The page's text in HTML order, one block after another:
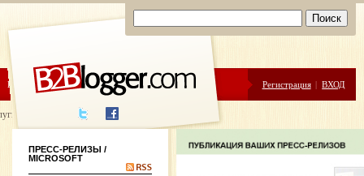
ЦЕНЫ ПОМОЩЬ Регистрация | ВХОД
написания
ПРЕСС-РЕЛИЗЫ /
MICROSOFT